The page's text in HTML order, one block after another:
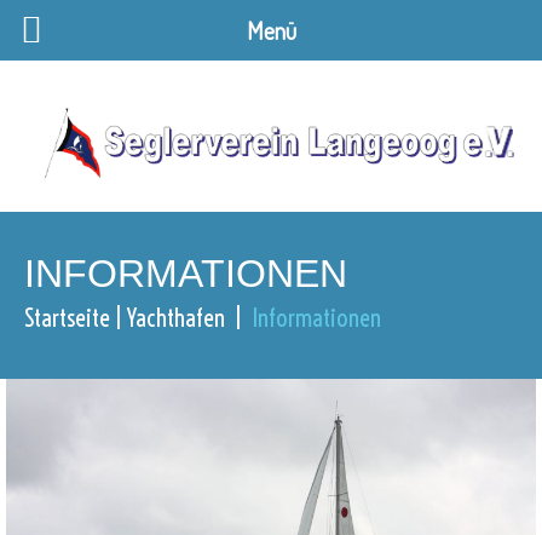
INFORMATIONEN
Startseite Yachthafen Informationen
Menü